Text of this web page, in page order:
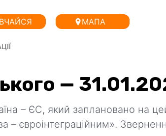
МАПА
—
– ЄС, який заплановано на
євроінтеграційним».